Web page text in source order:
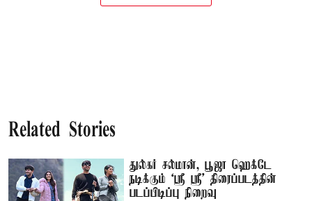
Related Stories
துல்கர் சல்மான், பூஜா ஹெக்டே
நடிக்கும் ‘ஸ்ரீ ஸ்ரீ’ திரைப்படத்தின்
படப்பிடிப்பு நிறைவு